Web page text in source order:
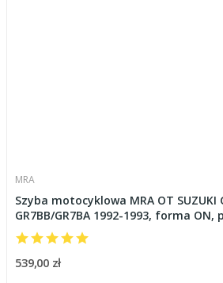
MRA
Szyba motocyklowa MRA OT SUZUKI
GR7BB/GR7BA 1992-1993, forma
539,00 zł